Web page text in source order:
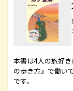
本書は4人の旅好
の歩き方』で働い
です。